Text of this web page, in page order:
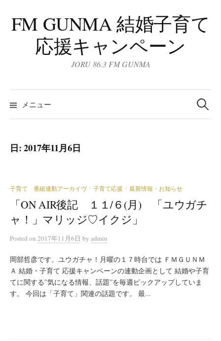
ン
テ
FM GUNMA 結婚子育て
応援キャンペーン
JORU 86.3 FM GUNMA
メニュー
検
索:
日:2017年11月6日
子育て 番組連動アーカイヴ / 子育て応援 / 最新情報・お知らせ
「ON AIR後記 １１/６(月) 「ユウガチ
ャ！」マリッジ♡イクジ」
Posted on 2017年11月6日 by admin
岡部哲彦です。ユウガチャ！月曜の１７時台では ＦＭＧＵＮＭ
Ａ 結婚・子育て 応援キャンペーンの連動企画として 結婚や子育
てに関する”気になる情報、話題”を毎週ピックアップしていま
す。 今回は「子育て」関連の話題です。 最...